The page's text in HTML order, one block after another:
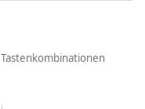
Tastenkombinationen